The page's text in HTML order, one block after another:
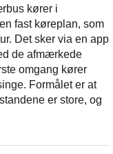
kører i
fast køreplan, som
Det sker via en app
de afmærkede
omgang kører
Formålet er at
er store, og